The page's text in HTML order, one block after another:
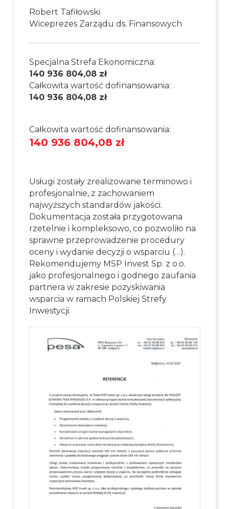
Robert Tafiłowski
Wiceprezes Zarządu ds. Finansowych
Specjalna Strefa Ekonomiczna:
140 936 804,08 zł
Całkowita wartość dofinansowania:
140 936 804,08 zł
Całkowita wartość dofinansowania:
140 936 804,08 zł
Usługi zostały zrealizowane terminowo i
profesjonalnie, z zachowaniem
najwyższych standardów jakości.
Dokumentacja została przygotowana
rzetelnie i kompleksowo, co pozwoliło na
sprawne przeprowadzenie procedury
oceny i wydanie decyzji o wsparciu (…).
Rekomendujemy MSP Invest Sp. z o.o.
jako profesjonalnego i godnego zaufania
partnera w zakresie pozyskiwania
wsparcia w ramach Polskiej Strefy
Inwestycji.